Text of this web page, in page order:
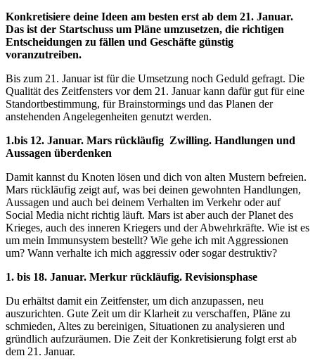
Konkretisiere deine Ideen am besten erst ab dem 21. Januar.
Das ist der Startschuss um Pläne umzusetzen, die richtigen
Entscheidungen zu fällen und Geschäfte günstig
voranzutreiben.
Bis zum 21. Januar ist für die Umsetzung noch Geduld gefragt. Die
Qualität des Zeitfensters vor dem 21. Januar kann dafür gut für eine
Standortbestimmung, für Brainstormings und das Planen der
anstehenden Angelegenheiten genutzt werden.
1.bis 12. Januar. Mars rückläufig Zwilling. Handlungen und
Aussagen überdenken
Damit kannst du Knoten lösen und dich von alten Mustern befreien.
Mars rückläufig zeigt auf, was bei deinen gewohnten Handlungen,
Aussagen und auch bei deinem Verhalten im Verkehr oder auf
Social Media nicht richtig läuft. Mars ist aber auch der Planet des
Krieges, auch des inneren Kriegers und der Abwehrkräfte. Wie ist es
um mein Immunsystem bestellt? Wie gehe ich mit Aggressionen
um? Wann verhalte ich mich aggressiv oder sogar destruktiv?
1. bis 18. Januar. Merkur rückläufig. Revisionsphase
Du erhältst damit ein Zeitfenster, um dich anzupassen, neu
auszurichten. Gute Zeit um dir Klarheit zu verschaffen, Pläne zu
schmieden, Altes zu bereinigen, Situationen zu analysieren und
gründlich aufzuräumen. Die Zeit der Konkretisierung folgt erst ab
dem 21. Januar.